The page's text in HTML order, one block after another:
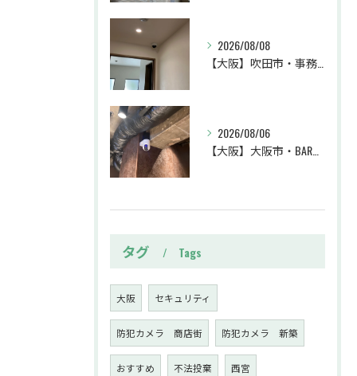
2026/08/08
2026/08/06
タグ Tags
大阪 セキュリティ
防犯カメラ 商店街 防犯カメラ 新築
おすすめ 不法投棄 西宮